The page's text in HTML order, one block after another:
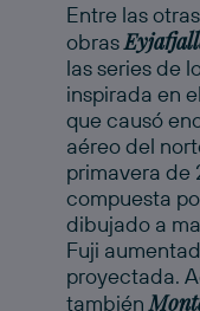
Entre las
obras
las series de
inspirada en
que causó
aéreo del
primavera de
compuesta
dibujado a
Fuji
proyectada.
también